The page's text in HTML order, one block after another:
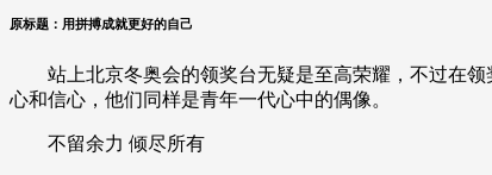
现场 前线 比划 快看
体育 直播
原标题：用拼搏成就更好的自己
站上北京冬奥会的领奖台无疑是至高荣耀，不过在领
心和信心，他们同样是青年一代心中的偶像。
不留余力 倾尽所有